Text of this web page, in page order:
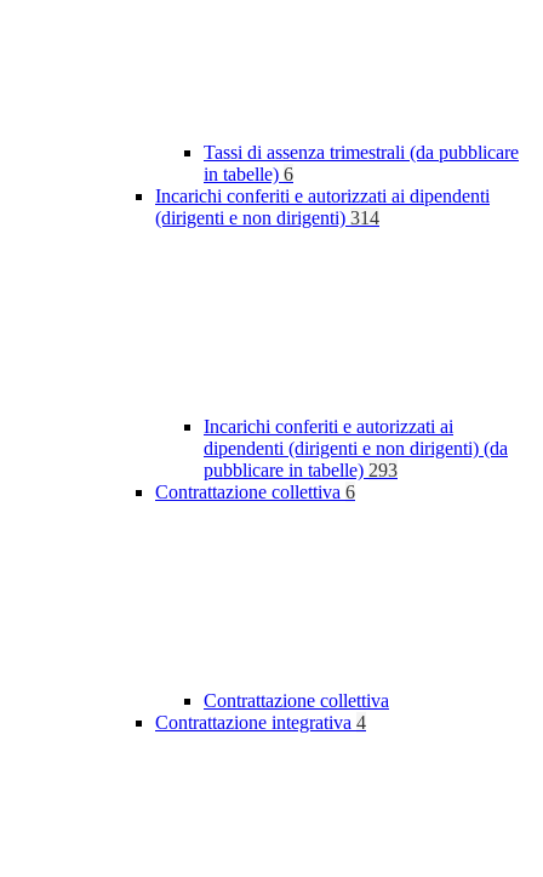
Tassi di assenza trimestrali (da pubblicare
in tabelle) 6
Incarichi conferiti e autorizzati ai dipendenti
(dirigenti e non dirigenti) 314
Incarichi conferiti e autorizzati ai
dipendenti (dirigenti e non dirigenti) (da
pubblicare in tabelle) 293
Contrattazione collettiva 6
Contrattazione collettiva
Contrattazione integrativa 4